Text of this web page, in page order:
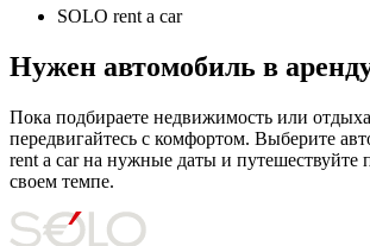
SOLO rent a car
Нужен автомобиль в
Пока подбираете недвижимость или
передвигайтесь с комфортом. Выберите
rent a car на нужные даты и путешествуйте
своем темпе.